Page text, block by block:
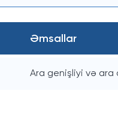
Əmsallar
Ara genişliyi və ara